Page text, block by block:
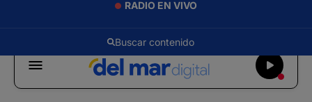
RADIO EN VIVO